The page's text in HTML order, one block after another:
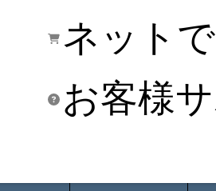
ネット
お客様